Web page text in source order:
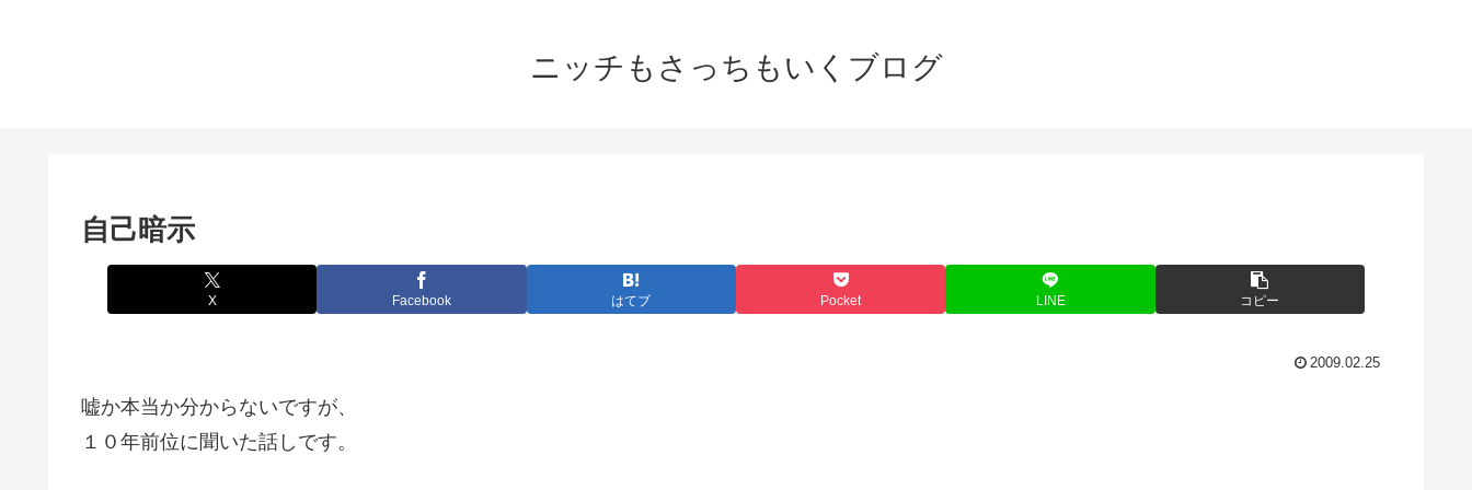
ニッチもさっちもいくブログ
自己暗示
X Facebook はてブ Pocket LINE コピー
2009.02.25
嘘か本当か分からないですが、
１０年前位に聞いた話しです。